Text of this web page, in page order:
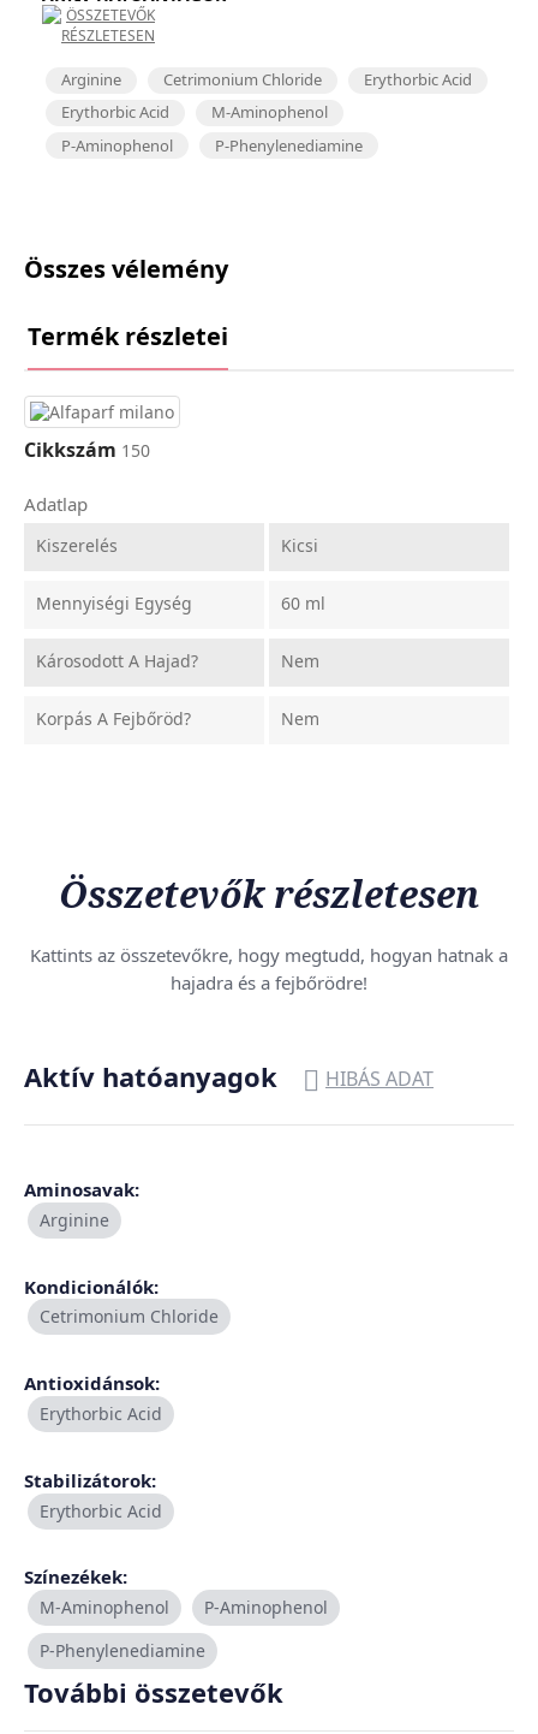
ÖSSZETEVŐK
RÉSZLETESEN
Arginine Cetrimonium Chloride
Erythorbic Acid
Erythorbic Acid
M-Aminophenol
P-Aminophenol
P-Phenylenediamine
Összes vélemény
Termék részletei
Cikkszám 150
Adatlap
Kiszerelés Kicsi
Mennyiségi Egység 60 ml
Károsodott A Hajad? Nem
Korpás A Fejbőröd? Nem
Összetevők részletesen
Kattints az összetevőkre, hogy megtudd, hogyan hatnak a
hajadra és a fejbőrödre!
Aktív hatóanyagok  HIBÁS ADAT
Aminosavak:
Arginine
Kondicionálók:
Cetrimonium Chloride
Antioxidánsok:
Erythorbic Acid
Stabilizátorok:
Erythorbic Acid
Színezékek:
M-Aminophenol
P-Aminophenol
P-Phenylenediamine
További összetevők